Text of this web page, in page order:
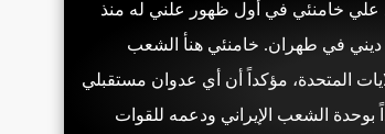
علي خامنئي في أول ظهور علني له منذ
ديني في طهران. خامنئي هنأ الشعب
المتحدة، مؤكداً أن أي عدوان مستقبلي
الشعب الإيراني ودعمه للقوات